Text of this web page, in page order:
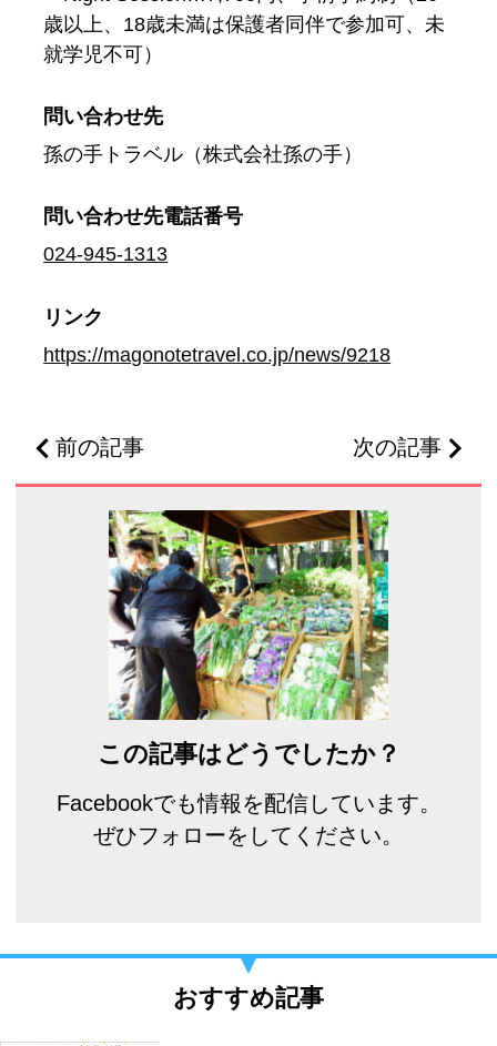
歳以上、18歳未満は保護者同伴で参加可、未
就学児不可）
問い合わせ先
孫の手トラベル（株式会社孫の手）
問い合わせ先電話番号
024-945-1313
リンク
https://magonotetravel.co.jp/news/9218
前の記事 次の記事
この記事はどうでしたか？
Facebookでも情報を配信しています。
ぜひフォローをしてください。
おすすめ記事